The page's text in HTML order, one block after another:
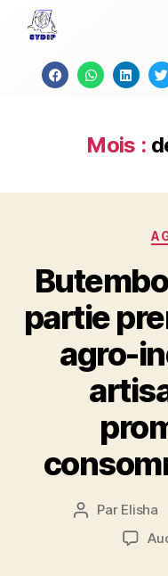
Mois :
partie
agro-
Par Elisha